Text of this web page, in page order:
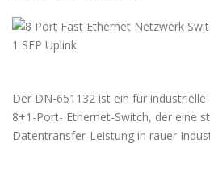
Der DN-651132 ist ein für
8+1-Port- Ethernet-Switch, der eine
Datentransfer-Leistung in rauer